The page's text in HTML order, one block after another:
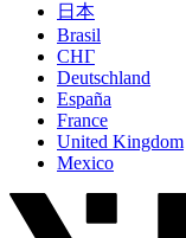
日本
Brasil
СНГ
Deutschland
España
France
United Kingdom
Mexico